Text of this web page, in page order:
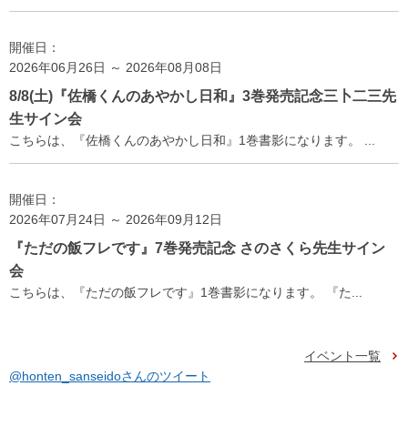
開催日：
2026年06月26日 ～ 2026年08月08日
8/8(土)『佐橋くんのあやかし日和』3巻発売記念三卜二三先
生サイン会
こちらは、『佐橋くんのあやかし日和』1巻書影になります。 ...
開催日：
2026年07月24日 ～ 2026年09月12日
『ただの飯フレです』7巻発売記念 さのさくら先生サイン
会
こちらは、『ただの飯フレです』1巻書影になります。 『た...
イベント一覧
@honten_sanseidoさんのツイート